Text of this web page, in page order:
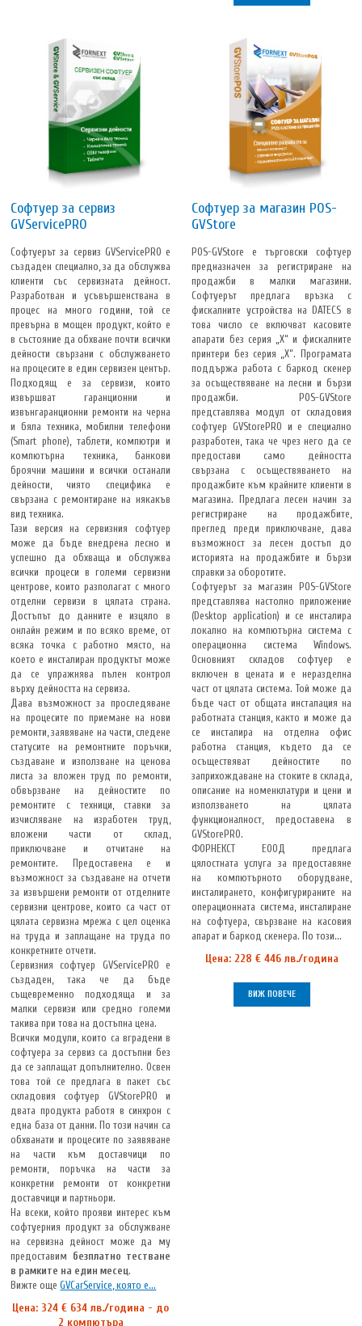
Софтуер за сервиз
GVServicePRO
Софтуерът за сервиз GVServicePRO е
създаден специално, за да обслужва
клиенти със сервизната дейност.
Разработван и усъвършенствана в
процес на много години, той се
превърна в мощен продукт, който е
в състояние да обхване почти всички
дейности свързани с обслужването
на процесите в един сервизен център.
Подходящ е за сервизи, които
извършват гаранционни и
извънгаранционни ремонти на черна
и бяла техника, мобилни телефони
(Smart phone), таблети, компютри и
компютърна техника, банкови
броячни машини и всички останали
дейности, чиято специфика е
свързана с ремонтиране на някакъв
вид техника.
Тази версия на сервизния софтуер
може да бъде внедрена лесно и
успешно да обхваща и обслужва
всички процеси в големи сервизни
центрове, които разполагат с много
отделни сервизи в цялата страна.
Достъпът до данните е изцяло в
онлайн режим и по всяко време, от
всяка точка с работно място, на
което е инсталиран продуктът може
да се упражнява пълен контрол
върху дейността на сервиза.
Дава възможност за проследяване
на процесите по приемане на нови
ремонти, заявяване на части, следене
статусите на ремонтните поръчки,
създаване и използване на ценова
листа за вложен труд по ремонти,
обвързване на дейностите по
ремонтите с техници, ставки за
изчисляване на изработен труд,
вложени части от склад,
приключване и отчитане на
ремонтите. Предоставена е и
възможност за създаване на отчети
за извършени ремонти от отделните
сервизни центрове, които са част от
цялата сервизна мрежа с цел оценка
на труда и заплащане на труда по
конкретните отчети.
Сервизния софтуер GVServicePRO e
създаден, така че да бъде
същевременно подходяща и за
малки сервизи или средно големи
такива при това на достъпна цена.
Всички модули, които са вградени в
софтуера за сервиз са достъпни без
да се заплащат допълнително. Освен
това той се предлага в пакет със
складовия софтуер GVStorePRO и
двата продукта работя в синхрон с
една база от данни. По този начин са
обхванати и процесите по заявяване
на части към доставчици по
ремонти, поръчка на части за
конкретни ремонти от конкретни
доставчици и партньори.
На всеки, който прояви интерес към
софтуерния продукт за обслужване
на сервизна дейност може да му
предоставим безплатно тестване
в рамките на един месец.
Вижте ощеGVCarService, която е...
Цена: 324 € 634 лв./година - до
2 компютъра
Софтуер за магазин POS-
GVStore
POS-GVStore е търговски софтуер
предназначен за регистриране на
продажби в малки магазини.
Софтуерът предлага връзка с
фискалните устройства на DATECS в
това число се включват касовите
апарати без серия „X“ и фискалните
принтери без серия „X“. Програмата
поддържа работа с баркод скенер
за осъществяване на лесни и бързи
продажби. POS-GVStore
представлява модул от складовия
софтуер GVStorePRO и е специално
разработен, така че чрез него да се
предостави само дейността
свързана с осъществяването на
продажбите към крайните клиенти в
магазина. Предлага лесен начин за
регистриране на продажбите,
преглед преди приключване, дава
възможност за лесен достъп до
историята на продажбите и бързи
справки за оборотите.
Софтуерът за магазин POS-GVStore
представлява настолно приложение
(Desktop application) и се инсталира
локално на компютърна система с
операционна система Windows.
Основният складов софтуер е
включен в цената и е неразделна
част от цялата система. Той може да
бъде част от общата инсталация на
работната станция, както и може да
се инсталира на отделна офис
работна станция, където да се
осъществяват дейностите по
заприхождаване на стоките в склада,
описание на номенклатури и цени и
използването на цялата
функционалност, предоставена в
GVStorePRO.
ФОРНЕКСТ ЕООД предлага
цялостната услуга за предоставяне
на компютърното оборудване,
инсталирането, конфигурираните на
операционната система, инсталиране
на софтуера, свързване на касовия
апарат и баркод скенера. По този...
Цена: 228 € 446 лв./година
ВИЖ ПОВЕЧЕ